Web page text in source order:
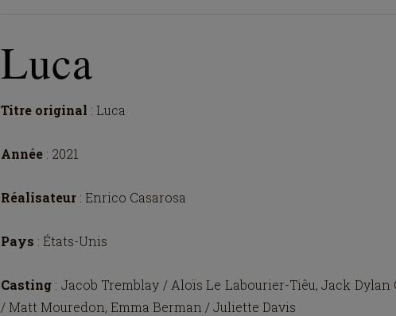
Luca
Titre original : Luca
Année : 2021
Réalisateur : Enrico Casarosa
Pays : États-Unis
Casting : Jacob Tremblay / Aloïs Le Labourier-Tiêu, Jack Dylan
/ Matt Mouredon, Emma Berman / Juliette Davis